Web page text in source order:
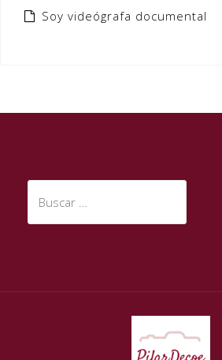
Soy videógrafa documental